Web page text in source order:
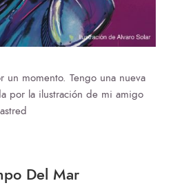
un momento. Tengo una nueva
por la ilustración de mi amigo
Del Mar